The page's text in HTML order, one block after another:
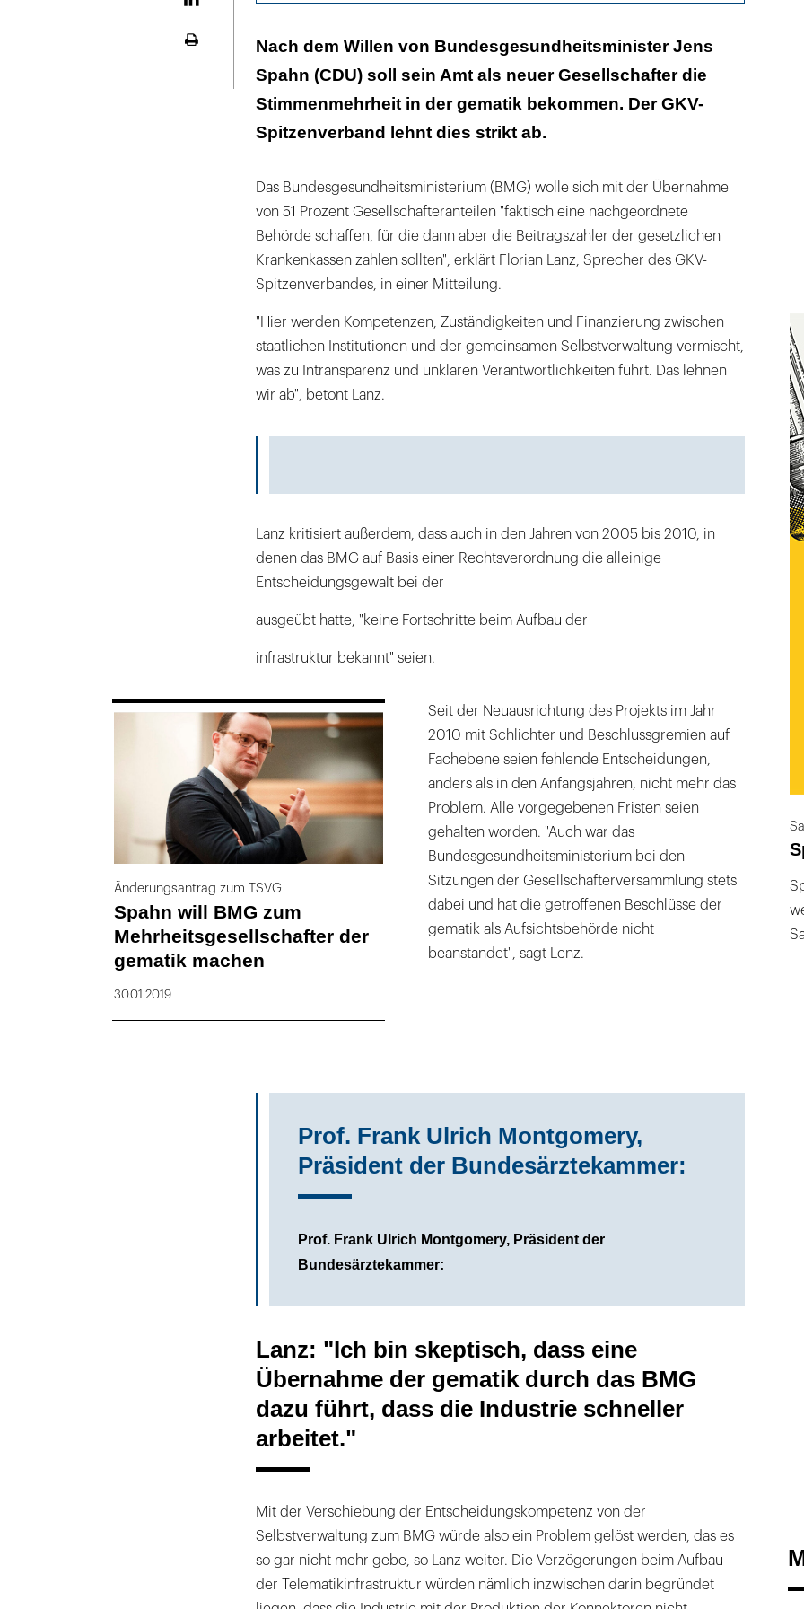
Lanz: "Ich bin skeptisch, dass eine Übernahme der gematik durch
Nach dem Willen von Bundesgesundheitsminister Jens
Spahn (CDU) soll sein Amt als neuer Gesellschafter die
Stimmenmehrheit in der gematik bekommen. Der GKV-
Spitzenverband lehnt dies strikt ab.
Das Bundesgesundheitsministerium (BMG) wolle sich mit der Übernahme
von 51 Prozent Gesellschafteranteilen "faktisch eine nachgeordnete
Behörde schaffen, für die dann aber die Beitragszahler der gesetzlichen
Krankenkassen zahlen sollten", erklärt Florian Lanz, Sprecher des GKV-
Spitzenverbandes, in einer Mitteilung.
"Hier werden Kompetenzen, Zuständigkeiten und Finanzierung zwischen
staatlichen Institutionen und der gemeinsamen Selbstverwaltung vermischt,
was zu Intransparenz und unklaren Verantwortlichkeiten führt. Das lehnen
wir ab", betont Lanz.
Lanz kritisiert außerdem, dass auch in den Jahren von 2005 bis 2010, in
denen das BMG auf Basis einer Rechtsverordnung die alleinige
Entscheidungsgewalt bei der
ausgeübt hatte, "keine Fortschritte beim Aufbau der
­infrastruktur bekannt" seien.
Änderungsantrag zum TSVG
Spahn will BMG zum
Mehrheitsgesellschafter der
gematik machen
30.01.2019
Seit der Neuausrichtung des Projekts im Jahr
2010 mit Schlichter und Beschlussgremien auf
Fachebene seien fehlende Entscheidungen,
anders als in den Anfangsjahren, nicht mehr das
Problem. Alle vorgegebenen Fristen seien
gehalten worden. "Auch war das
Bundesgesundheitsministerium bei den
Sitzungen der Gesellschafterversammlung stets
dabei und hat die getroffenen Beschlüsse der
gematik als Aufsichtsbehörde nicht
beanstandet", sagt Lenz.
Prof. Frank Ulrich Montgomery,
Präsident der Bundesärztekammer:
Prof. Frank Ulrich Montgomery, Präsident der
Bundesärztekammer:
Lanz: "Ich bin skeptisch, dass eine
Übernahme der gematik durch das BMG
dazu führt, dass die Industrie schneller
arbeitet."
Mit der Verschiebung der Entscheidungskompetenz von der
Selbstverwaltung zum BMG würde also ein Problem gelöst werden, das es
so gar nicht mehr gebe, so Lanz weiter. Die Verzögerungen beim Aufbau
der Telematikinfrastruktur würden nämlich inzwischen darin begründet